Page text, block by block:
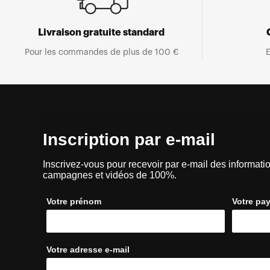
Livraison gratuite standard
Pour les commandes de plus de 100 €
Inscription par e-mail
Inscrivez-vous pour recevoir par e-mail des
campagnes et vidéos de 100%.
Votre prénom Votre
Votre adresse e-mail